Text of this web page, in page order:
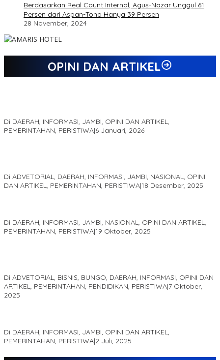
Berdasarkan Real Count Internal, Agus-Nazar Unggul 61
Persen dari Aspan-Tono Hanya 39 Persen
28 November, 2024
OPINI DAN ARTIKEL
Di DAERAH, INFORMASI, JAMBI, OPINI DAN ARTIKEL,
PEMERINTAHAN, PERISTIWA|6 Januari, 2026
Di ADVETORIAL, DAERAH, INFORMASI, JAMBI, NASIONAL, OPINI
DAN ARTIKEL, PEMERINTAHAN, PERISTIWA|18 Desember, 2025
Di DAERAH, INFORMASI, JAMBI, NASIONAL, OPINI DAN ARTIKEL,
PEMERINTAHAN, PERISTIWA|19 Oktober, 2025
Di ADVETORIAL, BISNIS, BUNGO, DAERAH, INFORMASI, OPINI DAN
ARTIKEL, PEMERINTAHAN, PENDIDIKAN, PERISTIWA|7 Oktober,
2025
Di DAERAH, INFORMASI, JAMBI, OPINI DAN ARTIKEL,
PEMERINTAHAN, PERISTIWA|2 Juli, 2025